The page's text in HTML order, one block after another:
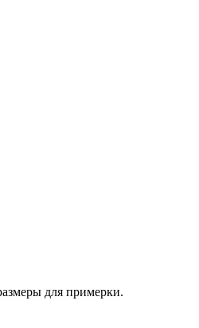
для примерки.